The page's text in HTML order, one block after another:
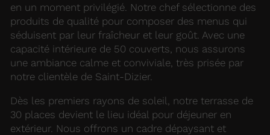
en un moment privilégié. Notre chef sélectionne des
produits de qualité pour composer des menus qui
séduisent par leur fraîcheur et leur goût. Avec une
capacité intérieure de 50 couverts, nous assurons
une ambiance calme et conviviale, très prisée par
notre clientèle de Saint-Dizier.
Dès les premiers rayons de soleil, notre terrasse de
30 places devient le lieu idéal pour déjeuner en
extérieur. Nous offrons un cadre dépaysant et